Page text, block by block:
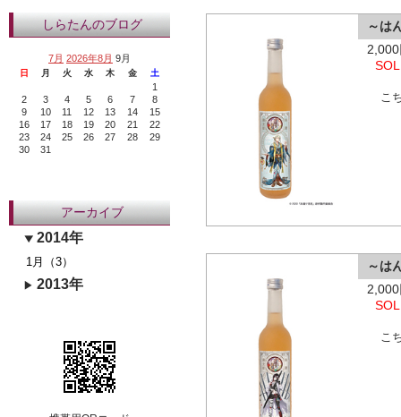
～は
こ
～は
こ
しらたんのブログ
7月 2026年8月 9月
日 月 火 水 木 金 土
1
2
3 4 5 6 7
8
9
10 11 12 13 14
15
16
17 18 19 20 21
22
23
24 25 26 27 28
29
30
31
アーカイブ
2014年
1月（3）
2013年